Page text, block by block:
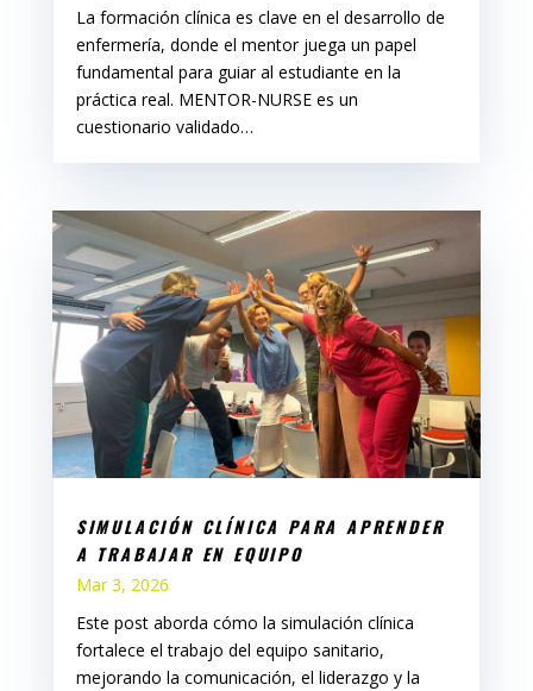
La formación clínica es clave en el desarrollo de
enfermería, donde el mentor juega un papel
fundamental para guiar al estudiante en la
práctica real. MENTOR-NURSE es un
cuestionario validado…
SIMULACIÓN CLÍNICA PARA APRENDER
A TRABAJAR EN EQUIPO
Mar 3, 2026
Este post aborda cómo la simulación clínica
fortalece el trabajo del equipo sanitario,
mejorando la comunicación, el liderazgo y la